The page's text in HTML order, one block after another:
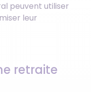
peuvent utiliser
leur
retraite